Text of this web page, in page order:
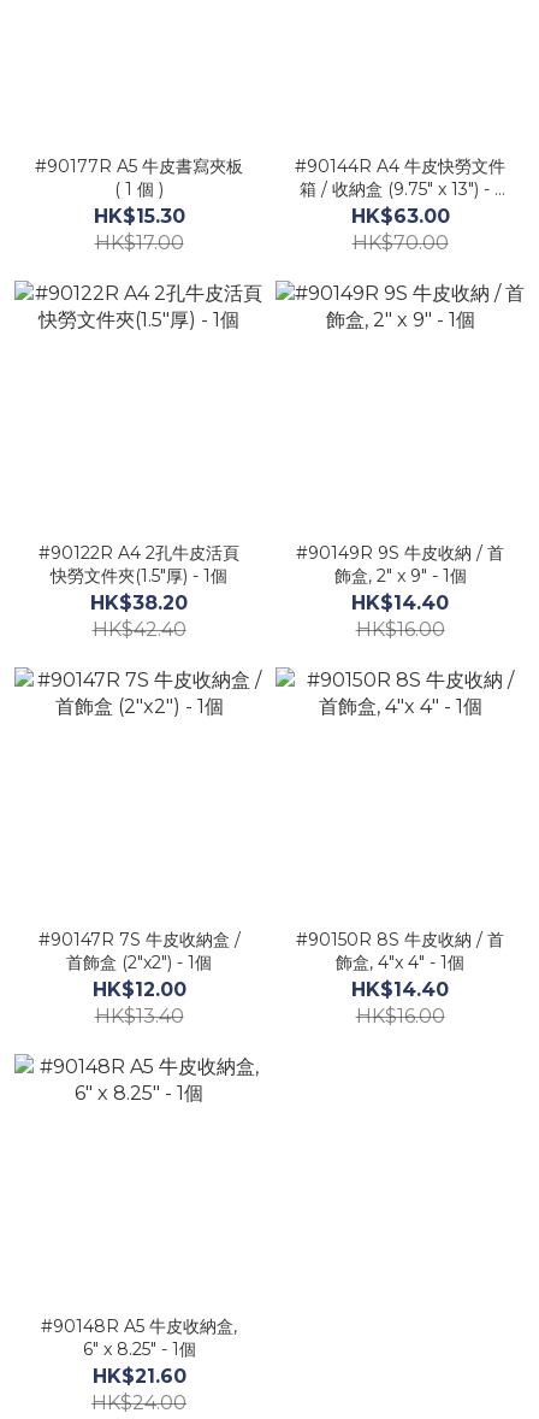
#90177R A5 牛皮書寫夾板
( 1 個 )
HK$15.30
HK$17.00
#90144R A4 牛皮快勞文件
箱 / 收納盒 (9.75" x 13") - 1
個裝
HK$63.00
HK$70.00
#90122R A4 2孔牛皮活頁
快勞文件夾(1.5"厚) - 1個
HK$38.20
HK$42.40
#90149R 9S 牛皮收納 / 首
飾盒, 2" x 9" - 1個
HK$14.40
HK$16.00
#90147R 7S 牛皮收納盒 /
首飾盒 (2"x2") - 1個
HK$12.00
HK$13.40
#90150R 8S 牛皮收納 / 首
飾盒, 4"x 4" - 1個
HK$14.40
HK$16.00
#90148R A5 牛皮收納盒,
6" x 8.25" - 1個
HK$21.60
HK$24.00